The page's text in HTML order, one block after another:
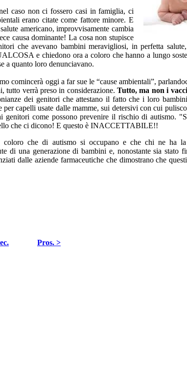
caso non ci fossero casi in famiglia, ci
erano citate come fattore minore. E
americano, improvvisamente cambia
causa dominante! La cosa non stupisce
che avevano bambini meravigliosi, in perfetta
e chiedono ora a coloro che hanno a lungo
a quanto loro denunciavano.
comincerà oggi a far sue le “cause ambientali”,
tutto verrà preso in considerazione.Tutto, ma non i
dei genitori che attestano il fatto che i loro
capelli usate dalle mamme, sui detersivi con cui
genitori come possonoprevenire il rischio di autismo.
che ci dicono! E questo è INACCETTABILE!!
che di autismo si occupano e che chi ne ha la
di una generazione di bambini e, nonostante sia stato
dalle aziende farmaceutiche che dimostrano che
Pros. >